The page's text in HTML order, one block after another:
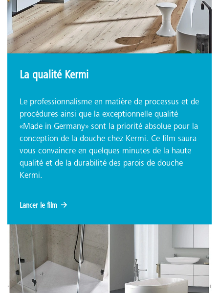
La qualité Kermi
Le professionnalisme en matière de processus et de
procédures ainsi que la exceptionnelle qualité
«Made in Germany» sont la priorité absolue pour la
conception de la douche chez Kermi. Ce film saura
vous convaincre en quelques minutes de la haute
qualité et de la durabilité des parois de douche
Kermi.
Lancer le film